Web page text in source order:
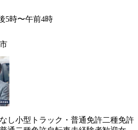
5時〜午前4時
し小型トラック・普通免許二種免許